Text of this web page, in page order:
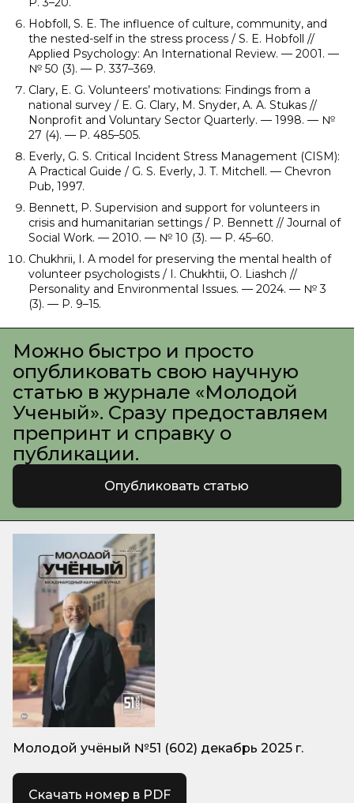
Hobfoll, S. E. The influence of culture, community, and
the nested-self in the stress process / S. E. Hobfoll //
Applied Psychology: An International Review. — 2001. —
№ 50 (3). — P. 337–369.
Clary, E. G. Volunteers’ motivations: Findings from a
national survey / E. G. Clary, M. Snyder, A. A. Stukas //
Nonprofit and Voluntary Sector Quarterly. — 1998. — №
27 (4). — P. 485–505.
Everly, G. S. Critical Incident Stress Management (CISM):
A Practical Guide / G. S. Everly, J. T. Mitchell. — Chevron
Pub, 1997.
Bennett, P. Supervision and support for volunteers in
crisis and humanitarian settings / P. Bennett // Journal of
Social Work. — 2010. — № 10 (3). — P. 45–60.
Chukhrii, I. A model for preserving the mental health of
volunteer psychologists / I. Chukhtii, O. Liashch //
Personality and Environmental Issues. — 2024. — № 3
(3). — P. 9–15.
Можно быстро и просто
опубликовать свою научную
статью в журнале «Молодой
Ученый». Сразу предоставляем
препринт и справку о
публикации.
Опубликовать статью
Молодой учёный №51 (602) декабрь 2025 г.
Скачать номер в PDF